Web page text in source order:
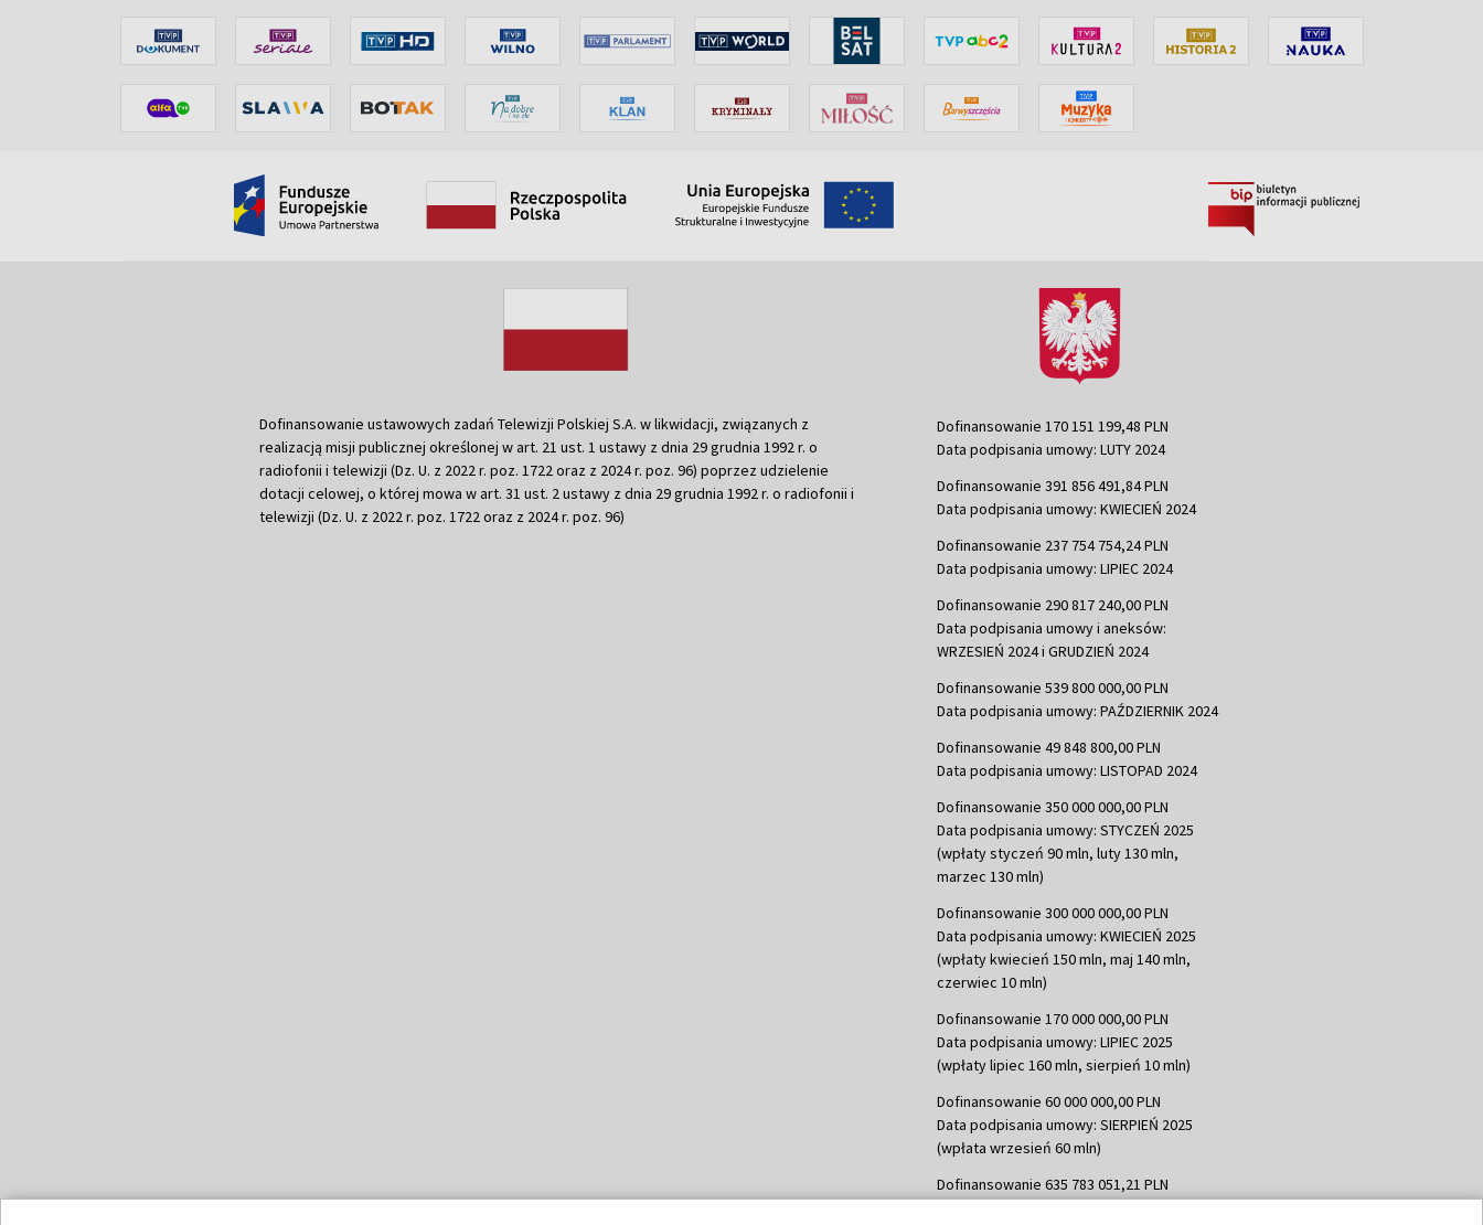
Dofinansowanie ustawowych zadań Telewizji Polskiej S.A. w likwidacji, związanych z
realizacją misji publicznej określonej w art. 21 ust. 1 ustawy z dnia 29 grudnia 1992 r. o
radiofonii i telewizji (Dz. U. z 2022 r. poz. 1722 oraz z 2024 r. poz. 96) poprzez udzielenie
dotacji celowej, o której mowa w art. 31 ust. 2 ustawy z dnia 29 grudnia 1992 r. o radiofonii i
telewizji (Dz. U. z 2022 r. poz. 1722 oraz z 2024 r. poz. 96)
Dofinansowanie 170 151 199,48 PLN
Data podpisania umowy: LUTY 2024
Dofinansowanie 391 856 491,84 PLN
Data podpisania umowy: KWIECIEŃ 2024
Dofinansowanie 237 754 754,24 PLN
Data podpisania umowy: LIPIEC 2024
Dofinansowanie 290 817 240,00 PLN
Data podpisania umowy i aneksów:
WRZESIEŃ 2024 i GRUDZIEŃ 2024
Dofinansowanie 539 800 000,00 PLN
Data podpisania umowy: PAŹDZIERNIK 2024
Dofinansowanie 49 848 800,00 PLN
Data podpisania umowy: LISTOPAD 2024
Dofinansowanie 350 000 000,00 PLN
Data podpisania umowy: STYCZEŃ 2025
(wpłaty styczeń 90 mln, luty 130 mln,
marzec 130 mln)
Dofinansowanie 300 000 000,00 PLN
Data podpisania umowy: KWIECIEŃ 2025
(wpłaty kwiecień 150 mln, maj 140 mln,
czerwiec 10 mln)
Dofinansowanie 170 000 000,00 PLN
Data podpisania umowy: LIPIEC 2025
(wpłaty lipiec 160 mln, sierpień 10 mln)
Dofinansowanie 60 000 000,00 PLN
Data podpisania umowy: SIERPIEŃ 2025
(wpłata wrzesień 60 mln)
Dofinansowanie 635 783 051,21 PLN